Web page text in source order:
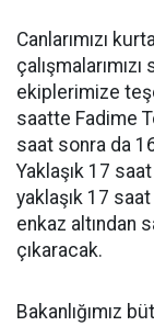
Canlarımızı
ekiplerimize
saatte Fadime
saat sonra da
Yaklaşık 17
yaklaşık 17
enkaz altından
çıkaracak.
Bakanlığımız